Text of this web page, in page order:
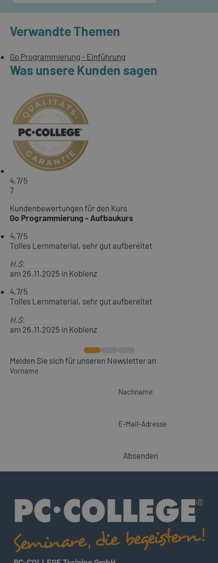
Verwandte Themen
Go Programmierung - Einführung
Was unsere Kunden sagen
4,7/5
7
Kundenbewertungen für den Kurs
Go Programmierung - Aufbaukurs
4,7/5
Tolles Lernmaterial, sehr gut aufbereitet
H.S.
am 26.11.2025 in Koblenz
4,7/5
Tolles Lernmaterial, sehr gut aufbereitet
H.S.
am 26.11.2025 in Koblenz
Melden Sie sich für unseren Newsletter an
Vorname
Nachname
E-Mail-Adresse
Absenden